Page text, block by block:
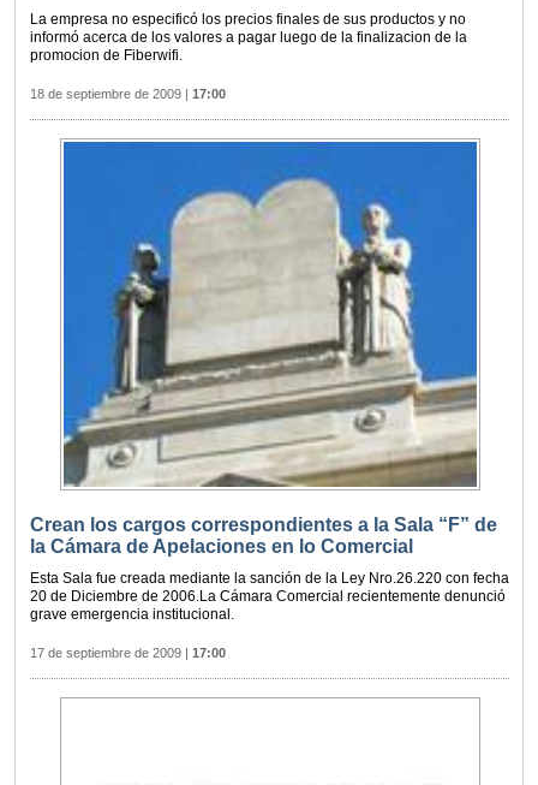
La empresa no especificó los precios finales de sus productos y no
informó acerca de los valores a pagar luego de la finalizacion de la
promocion de Fiberwifi.
18 de septiembre de 2009 | 17:00
Crean los cargos correspondientes a la Sala “F” de
la Cámara de Apelaciones en lo Comercial
Esta Sala fue creada mediante la sanción de la Ley Nro.26.220 con fecha
20 de Diciembre de 2006.La Cámara Comercial recientemente denunció
grave emergencia institucional.
17 de septiembre de 2009 | 17:00